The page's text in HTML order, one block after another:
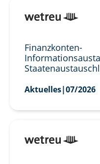
Finanzkonten-
Aktuelles|07/2026